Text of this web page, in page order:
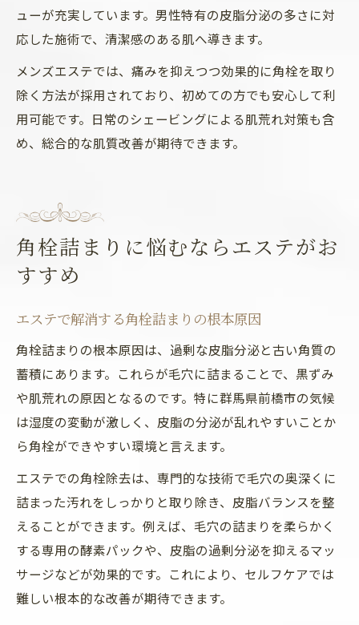
ューが充実しています。男性特有の皮脂分泌の多さに対
応した施術で、清潔感のある肌へ導きます。
メンズエステでは、痛みを抑えつつ効果的に角栓を取り
除く方法が採用されており、初めての方でも安心して利
用可能です。日常のシェービングによる肌荒れ対策も含
め、総合的な肌質改善が期待できます。
角栓詰まりに悩むならエステがお
すすめ
エステで解消する角栓詰まりの根本原因
角栓詰まりの根本原因は、過剰な皮脂分泌と古い角質の
蓄積にあります。これらが毛穴に詰まることで、黒ずみ
や肌荒れの原因となるのです。特に群馬県前橋市の気候
は湿度の変動が激しく、皮脂の分泌が乱れやすいことか
ら角栓ができやすい環境と言えます。
エステでの角栓除去は、専門的な技術で毛穴の奥深くに
詰まった汚れをしっかりと取り除き、皮脂バランスを整
えることができます。例えば、毛穴の詰まりを柔らかく
する専用の酵素パックや、皮脂の過剰分泌を抑えるマッ
サージなどが効果的です。これにより、セルフケアでは
難しい根本的な改善が期待できます。